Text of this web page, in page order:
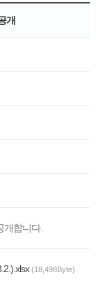
개
개합니다.
(18,498Byte)